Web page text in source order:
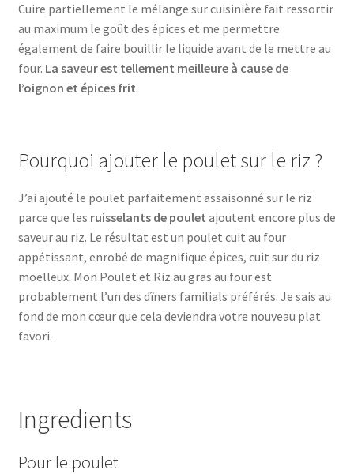
Cuire partiellement le mélange sur cuisinière fait ressortir
au maximum le goût des épices et me permettre
également de faire bouillir le liquide avant de le mettre au
four. La saveur est tellement meilleure à cause de
l’oignon et épices frit.
Pourquoi ajouter le poulet sur le riz ?
J’ai ajouté le poulet parfaitement assaisonné sur le riz
parce que les ruisselants de poulet ajoutent encore plus de
saveur au riz. Le résultat est un poulet cuit au four
appétissant, enrobé de magnifique épices, cuit sur du riz
moelleux. Mon Poulet et Riz au gras au four est
probablement l’un des dîners familials préférés. Je sais au
fond de mon cœur que cela deviendra votre nouveau plat
favori.
Ingredients
Pour le poulet